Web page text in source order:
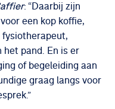
: “Daarbij zijn
een kop koffie,
fysiotherapeut,
pand. En is er
of begeleiding aan
graag langs voor